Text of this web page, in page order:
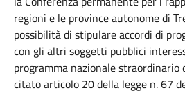
regioni e le province autonome di
possibilità di stipulare accordi di
con gli altri soggetti pubblici
programma nazionale
citato articolo 20 della legge n. 67